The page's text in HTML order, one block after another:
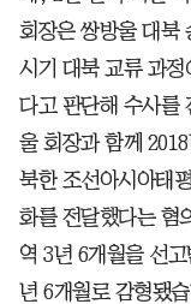
회장은 쌍방울 대북
시기 대북 교류 과
다고 판단해 수사를
울 회장과 함께
북한 조선아시아태
화를 전달했다는 혐
역 3년 6개월을 선
년 6개월로 감형됐